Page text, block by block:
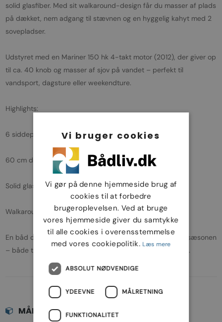
solid glasfiber. Med sit walkaround-design får du masser af plads
på dækket, nem adgang til stævnen og en hyggelig kahyt med 2
sovepladser.
Udstyret med en Mariner 150 hk 4-takt motor (2012), der giver op
til ca. 40 knob og masser af sjov på vandet – perfekt til
vandsport, dagsture eller weekendture.
Highlights:
6 siddepladser og 2 sovepladser
60 cm dybgang – kan komme ind i lavt vand
Solid glasfiberkonstruktion og flot bordeauxrød farve
Walkaround layout med god sikkerhed og plads ombord
En båd der er lige til at sætte i vandet og nyde resten af sæsonen
– både til familien, fisketuren eller en hurtig tur på vandet.
MÅL
Vi bruger cookies
Vi gør på denne hjemmeside brug af
cookies til at forbedre
brugeroplevelsen. Ved at bruge
vores hjemmeside giver du samtykke
til alle cookies i overensstemmelse
med vores cookiepolitik. Læs mere
ABSOLUT NØDVENDIGE
YDEEVNE MÅLRETNING
FUNKTIONALITET